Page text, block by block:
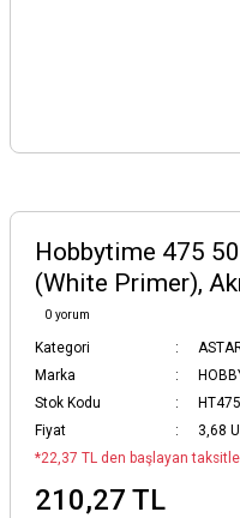
Hobbytime 475
(White Primer),
0 yorum
Kategori
Marka
Stok Kodu
HT475
Fiyat
3,68
*22,37 TL den başlayan
210,27 TL